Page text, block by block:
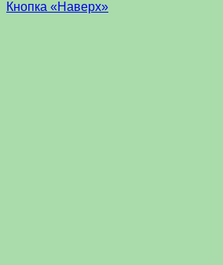
Кнопка «Наверх»